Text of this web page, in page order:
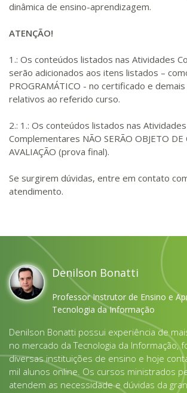
dinâmica de ensino-aprendizagem.
ATENÇÃO!
1.: Os conteúdos listados nas Atividades
serão adicionados aos itens listados –
PROGRAMÁTICO - no certificado e
relativos ao referido curso.
2.: 1.: Os conteúdos listados nas Atividades
Complementares NÃO SERÃO OBJETO DE
AVALIAÇÃO (prova final).
Se surgirem dúvidas, entre em contato
atendimento.
Denilson Bonatti
Professor Instrutor de Ensino e
Tecnologia da Informação
Denilson Bonatti possui experiência de
no mercado da Tecnologia da Informação,
diversas instituições de ensino e hoje
mil alunos online. Os cursos ministrados
atendem as necessidade e dúvidas da